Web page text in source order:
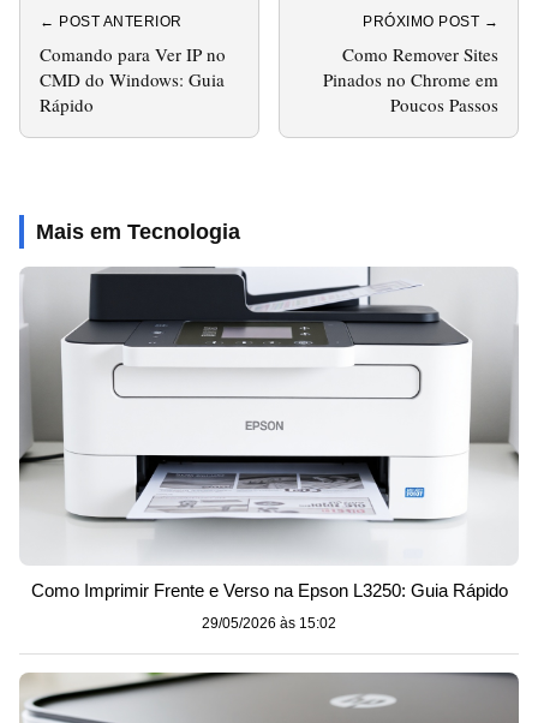
← POST ANTERIOR
Comando para Ver IP no
CMD do Windows: Guia
Rápido
PRÓXIMO POST →
Como Remover Sites
Pinados no Chrome em
Poucos Passos
Mais em Tecnologia
Como Imprimir Frente e Verso na Epson L3250: Guia Rápido
29/05/2026 às 15:02